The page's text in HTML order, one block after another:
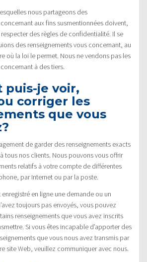
nous partageons des
aux fins susmentionnées doivent,
des règles de confidentialité. Il se
des renseignements vous concernant, au
où la loi le permet. Nous ne vendons pas les
à des tiers.
puis-je voir,
corriger les
que vous
de garder des renseignements exacts
tous nos clients. Nous pouvons vous offrir
relatifs à votre compte de différentes
par Internet ou par la poste.
en ligne une demande ou un
toujours pas envoyés, vous pouvez
renseignements que vous avez inscrits
Si vous êtes incapable d’apporter des
que vous nous avez transmis par
site Web, veuillez communiquer avec nous.